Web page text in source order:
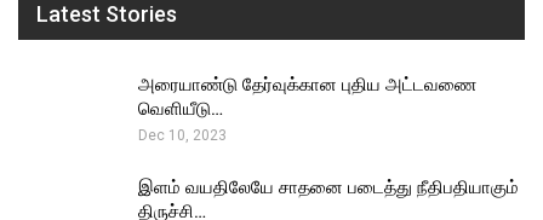
Latest Stories
அரையாண்டு தேர்வுக்கான புதிய அட்டவணை
வெளியீடு…
Dec 10, 2023
இளம் வயதிலேயே சாதனை படைத்து நீதிபதியாகும்
திருச்சி…